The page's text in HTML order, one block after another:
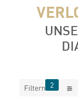
FILTER
Filtern 2